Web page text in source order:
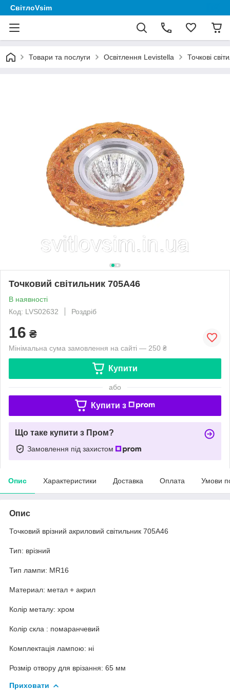
СвітлоVsim
Товари та послуги Освітлення Levistella Точкові
Точковий світильник 705A46
В наявності
Код: LVS02632
Роздріб
16 ₴
Мінімальна сума замовлення на сайті — 250 ₴
Купити
або
Купити з
Що таке купити з Пром?
Замовлення під захистом
Опис Характеристики Доставка Оплата Умови
Опис
Точковий врізний акриловий світильник 705A46
Тип: врізний
Тип лампи: MR16
Материал: метал + акрил
Колір металу: хром
Колір скла : помаранчевий
Комплектація лампою: ні
Розмір отвору для врізання: 65 мм
Приховати